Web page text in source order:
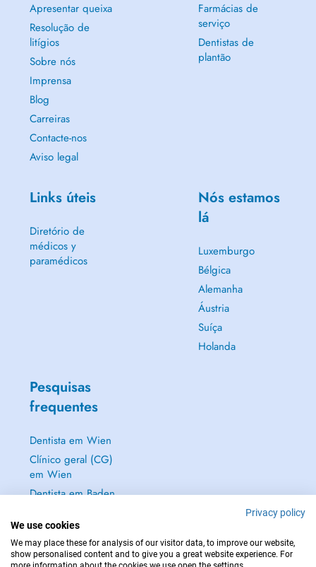
Apresentar queixa
Resolução de
litígios
Sobre nós
Imprensa
Blog
Carreiras
Contacte-nos
Aviso legal
Farmácias de
serviço
Dentistas de
plantão
Links úteis
Diretório de
médicos y
paramédicos
Nós estamos
lá
Luxemburgo
Bélgica
Alemanha
Áustria
Suíça
Holanda
Pesquisas
frequentes
Dentista em Wien
Clínico geral (CG)
em Wien
Dentista em Baden
Baden
Mostrar tudo →
Privacy policy
We use cookies
We may place these for analysis of our visitor data, to improve our website,
show personalised content and to give you a great website experience. For